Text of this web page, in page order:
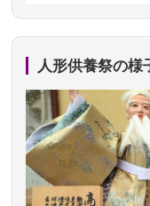
2026/07/11思い
したく、花...
2026/07/10家か
2026/07/08誰も
2024/01/13剥製
ですが？
2024/01/13お雛
ですが、お雛様
人形供養祭の様